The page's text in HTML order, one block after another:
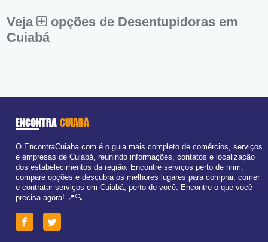
Dom:
Fechado
Veja
opções de Desentupidoras em
Cuiabá
ENCONTRA CUIABÁ
O EncontraCuiaba.com é o guia mais completo de comércios, serviços
e empresas de Cuiabá, reunindo informações, contatos e localização
dos estabelecimentos da região. Encontre serviços perto de mim,
compare opções e descubra os melhores lugares para comprar, comer
e contratar serviços em Cuiabá, perto de você. Encontre o que você
precisa agora! 📍🔍